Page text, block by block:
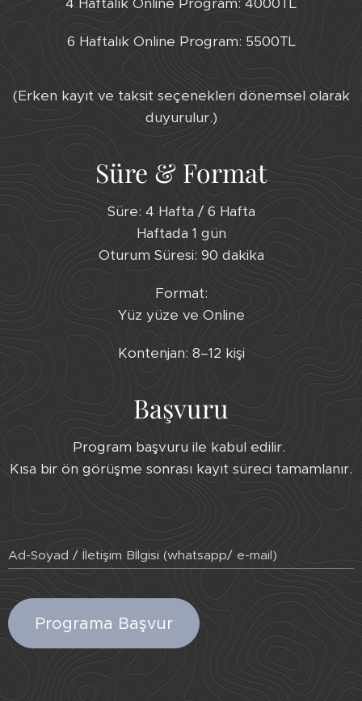
6 Haftalık Online Program: 5500TL
(Erken kayıt ve taksit seçenekleri dönemsel olarak
duyurulur.)
Süre & Format
Süre: 4 Hafta / 6 Hafta
Haftada 1 gün
Oturum Süresi: 90 dakika
Format:
Yüz yüze ve Online
Kontenjan: 8–12 kişi
Başvuru
Program başvuru ile kabul edilir.
Kısa bir ön görüşme sonrası kayıt süreci tamamlanır.
Ad-Soyad / İletişim Bİlgisi (whatsapp/ e-mail)
Programa Başvur